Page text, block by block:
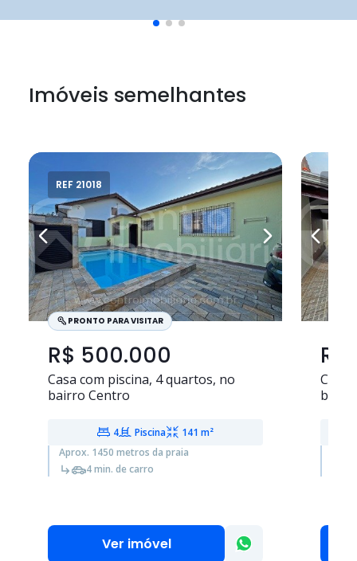
Imóveis semelhantes
REF 21018
PRONTO PARA VISITAR
R$ 500.000
Casa com piscina, 4 quartos, no
bairro Centro
4 Piscina
141 m²
Aprox. 1450 metros da praia
4 min. de carro
Ver imóvel
Casa